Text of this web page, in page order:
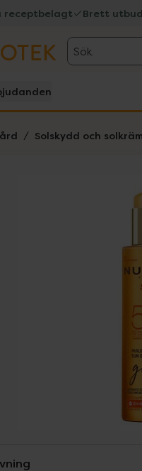
receptbelagt Brett utbud
Sök
Solskydd och solkräm
. Innehåller 1 objekt.